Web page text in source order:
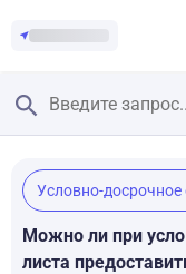
Главная
/
Смотреть заданные
/
Задать вопрос
Условно-
Можно ли при
листа